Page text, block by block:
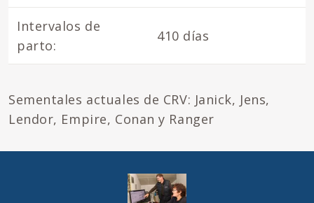
Intervalos de
parto:
410 días
Sementales actuales de CRV: Janick, Jens,
Lendor, Empire, Conan y Ranger